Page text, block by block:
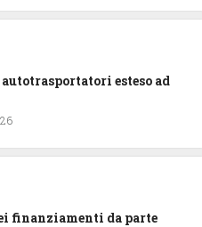
esteso ad
finanziamenti da parte